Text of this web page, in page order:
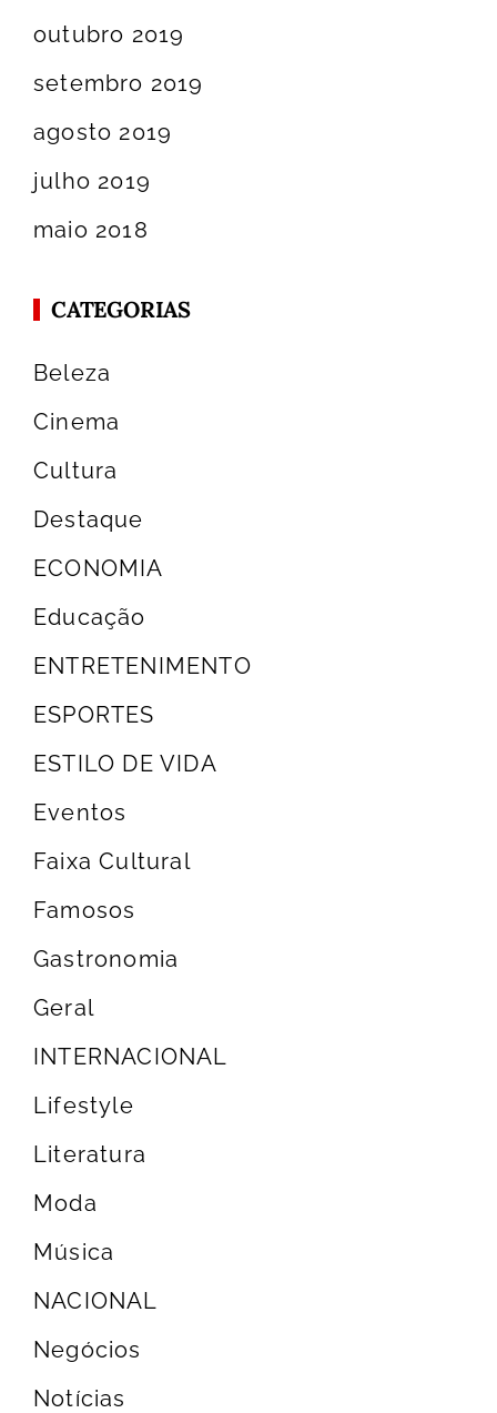
outubro 2019
setembro 2019
agosto 2019
julho 2019
maio 2018
CATEGORIAS
Beleza
Cinema
Cultura
Destaque
ECONOMIA
Educação
ENTRETENIMENTO
ESPORTES
ESTILO DE VIDA
Eventos
Faixa Cultural
Famosos
Gastronomia
Geral
INTERNACIONAL
Lifestyle
Literatura
Moda
Música
NACIONAL
Negócios
Notícias